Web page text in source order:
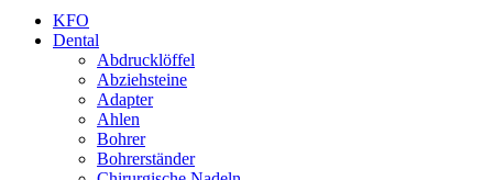
KFO
Dental
Abdrucklöffel
Abziehsteine
Adapter
Ahlen
Bohrer
Bohrerständer